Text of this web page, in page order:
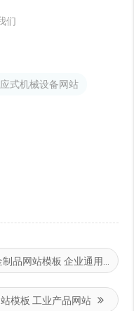
们
式机械设备网站
网站模板 企业通用网站
模板 工业产品网站